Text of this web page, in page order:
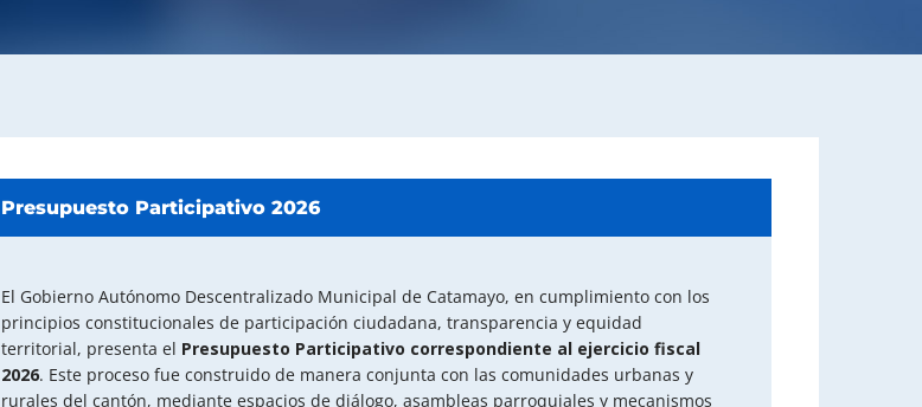
Presupuesto Participativo 2026
El Gobierno Autónomo Descentralizado Municipal de Catamayo, en cumplimiento con los
principios constitucionales de participación ciudadana, transparencia y equidad
territorial, presenta el Presupuesto Participativo correspondiente al ejercicio fiscal
2026. Este proceso fue construido de manera conjunta con las comunidades urbanas y
rurales del cantón, mediante espacios de diálogo, asambleas parroquiales y mecanismos